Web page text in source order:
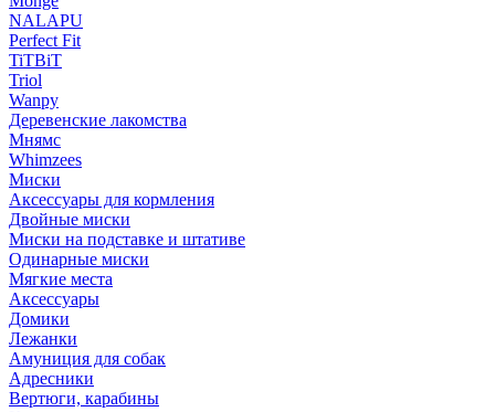
NALAPU
Perfect Fit
TiTBiT
Triol
Wanpy
Деревенские лакомства
Мнямс
Whimzees
Миски
Аксессуары для кормления
Двойные миски
Миски на подставке и штативе
Одинарные миски
Мягкие места
Аксессуары
Домики
Лежанки
Амуниция для собак
Адресники
Вертюги, карабины